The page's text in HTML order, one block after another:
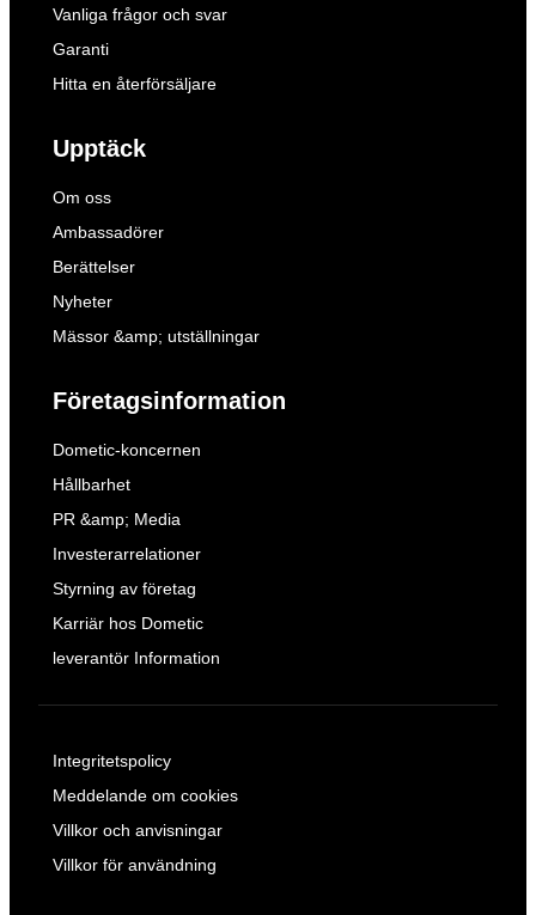
Vanliga frågor och svar
Garanti
Hitta en återförsäljare
Upptäck
Om oss
Ambassadörer
Berättelser
Nyheter
Mässor &amp; utställningar
Företagsinformation
Dometic-koncernen
Hållbarhet
PR &amp; Media
Investerarrelationer
Styrning av företag
Karriär hos Dometic
leverantör Information
Integritetspolicy
Meddelande om cookies
Villkor och anvisningar
Villkor för användning